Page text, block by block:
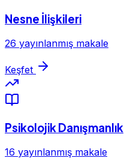
Nesne İlişkileri
26 yayınlanmış makale
Keşfet
Psikolojik Danışmanlık
16 yayınlanmış makale